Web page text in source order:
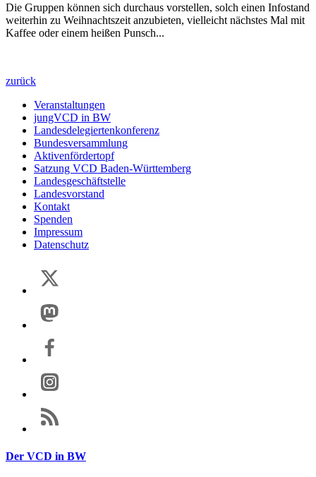
Die Gruppen können sich durchaus vorstellen, solch einen Infostand
weiterhin zu Weihnachtszeit anzubieten, vielleicht nächstes Mal mit
Kaffee oder einem heißen Punsch...
zurück
Veranstaltungen
jungVCD in BW
Landesdelegiertenkonferenz
Bundesversammlung
Aktivenfördertopf
Satzung VCD Baden-Württemberg
Landesgeschäftstelle
Landesvorstand
Kontakt
Spenden
Impressum
Datenschutz
Der VCD in BW